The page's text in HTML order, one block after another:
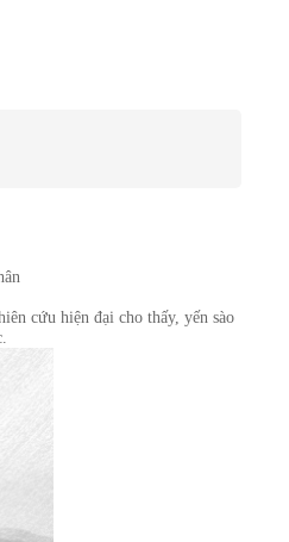
cứu hiện đại cho thấy, yến sào